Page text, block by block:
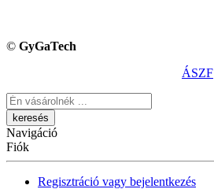
© GyGaTech
ÁSZF
Keresés
Navigáció
Fiók
Regisztráció vagy bejelentkezés